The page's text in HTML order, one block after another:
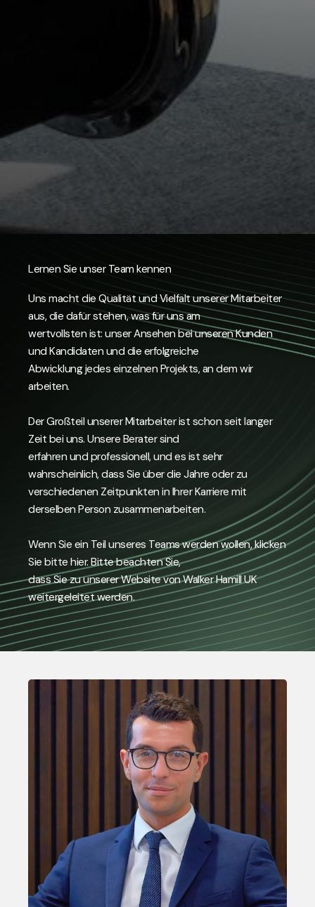
Lernen Sie unser Team kennen
Uns macht die Qualität und Vielfalt unserer Mitarbeiter
aus, die dafür stehen, was für uns am
wertvollsten ist: unser Ansehen bei unseren Kunden
und Kandidaten und die erfolgreiche
Abwicklung jedes einzelnen Projekts, an dem wir
arbeiten.
Der Großteil unserer Mitarbeiter ist schon seit langer
Zeit bei uns. Unsere Berater sind
erfahren und professionell, und es ist sehr
wahrscheinlich, dass Sie über die Jahre oder zu
verschiedenen Zeitpunkten in Ihrer Karriere mit
derselben Person zusammenarbeiten.
Wenn Sie ein Teil unseres Teams werden wollen, klicken
Sie bitte hier. Bitte beachten Sie,
dass Sie zu unserer Website von Walker Hamill UK
weitergeleitet werden.
Thaddeus Thorp
SENIOR CONSULTANT